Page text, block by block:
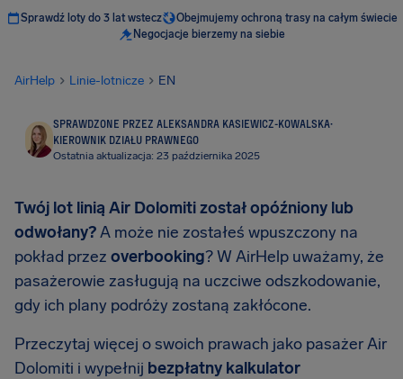
Sprawdź loty do 3 lat wstecz
Obejmujemy ochroną trasy na całym świecie
Negocjacje bierzemy na siebie
AirHelp Linie-lotnicze EN
SPRAWDZONE PRZEZ ALEKSANDRA KASIEWICZ-KOWALSKA·
KIEROWNIK DZIAŁU PRAWNEGO
Ostatnia aktualizacja: 23 października 2025
Twój lot linią Air Dolomiti został opóźniony lub
odwołany?A może nie zostałeś wpuszczony na
pokład przez overbooking? W AirHelp uważamy, że
pasażerowie zasługują na uczciwe odszkodowanie,
gdy ich plany podróży zostaną zakłócone.
Przeczytaj więcej o swoich prawach jako pasażer Air
Dolomiti i wypełnij bezpłatny kalkulator